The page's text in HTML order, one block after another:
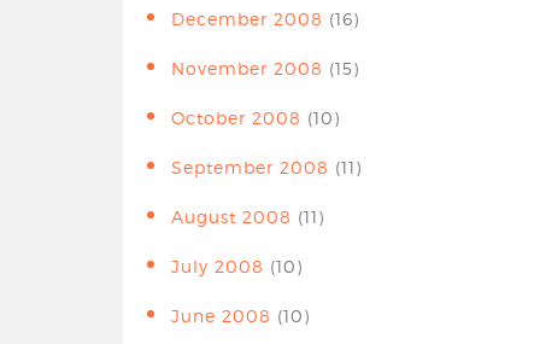
December 2008 (16)
November 2008 (15)
October 2008 (10)
September 2008 (11)
August 2008 (11)
July 2008 (10)
June 2008 (10)